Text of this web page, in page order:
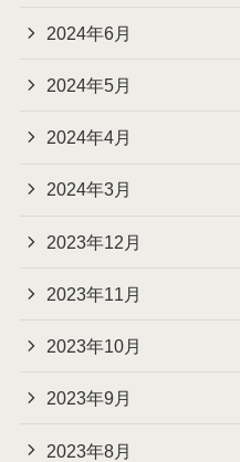
2024年6月
2024年5月
2024年4月
2024年3月
2023年12月
2023年11月
2023年10月
2023年9月
2023年8月